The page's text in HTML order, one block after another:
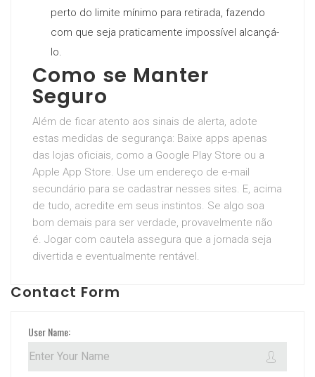
perto do limite mínimo para retirada, fazendo
com que seja praticamente impossível alcançá-
lo.
Como se Manter
Seguro
Além de ficar atento aos sinais de alerta, adote
estas medidas de segurança: Baixe apps apenas
das lojas oficiais, como a Google Play Store ou a
Apple App Store. Use um endereço de e-mail
secundário para se cadastrar nesses sites. E, acima
de tudo, acredite em seus instintos. Se algo soa
bom demais para ser verdade, provavelmente não
é. Jogar com cautela assegura que a jornada seja
divertida e eventualmente rentável.
Contact Form
User Name: